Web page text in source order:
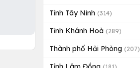
Tỉnh Tây Ninh (314)
Tỉnh Khánh Hoà (289)
Thành phố Hải Phòng (207)